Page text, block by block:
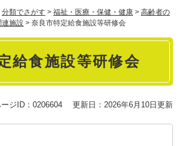
分類でさがす > 福祉・医療・保健・健康 > 高齢者の
施設 > 奈良市特定給食施設等研修会
給食施設等研修会
ジID：0206604 更新日：2026年6月10日更新